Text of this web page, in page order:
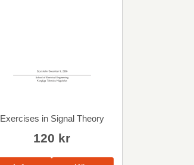
Exercises in Signal Theory
120 kr